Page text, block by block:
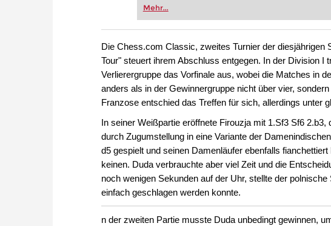
Vereinsschachs machen oder bereits auf
zuvor.
Mehr...
Die Chess.com Classic, zweites Turnier der
Tour" steuert ihrem Abschluss entgegen. In der Division
Verlierergruppe das Vorfinale aus, wobei die Matches in
anders als in der Gewinnergruppe nicht über vier,
Franzose entschied das Treffen für sich, allerdings unter
In seiner Weißpartie eröffnete Firouzja mit 1.Sf3 Sf6
durch Zugumstellung in eine Variante der
d5 gespielt und seinen Damenläufer ebenfalls
keinen. Duda verbrauchte aber viel Zeit und die
noch wenigen Sekunden auf der Uhr, stellte der
einfach geschlagen werden konnte.
n der zweiten Partie musste Duda unbedingt gewinnen,